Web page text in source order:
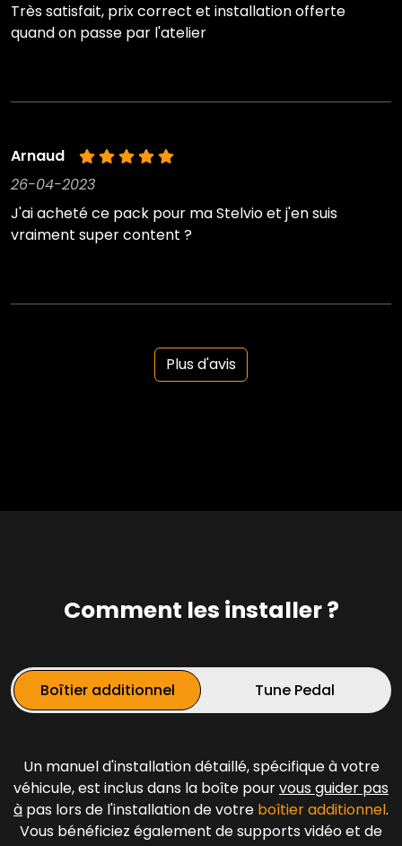
Très satisfait, prix correct et installation offerte
quand on passe par l'atelier
Arnaud
26-04-2023
J'ai acheté ce pack pour ma Stelvio et j'en suis
vraiment super content ?
Plus d'avis
Comment les installer ?
Boîtier additionnel Tune Pedal
Un manuel d'installation détaillé, spécifique à votre
véhicule, est inclus dans la boîte pourvous guider pas
à pas lors de l'installation de votre boîtier additionnel.
Vous bénéficiez également de supports vidéo et de